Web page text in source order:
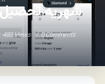
شهریه تحصیل
483 Views 0 Comments